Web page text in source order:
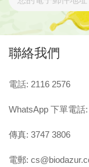
聯絡我們
電話: 2116 2576
WhatsApp 下單電話
傳真: 3747 3806
電郵: